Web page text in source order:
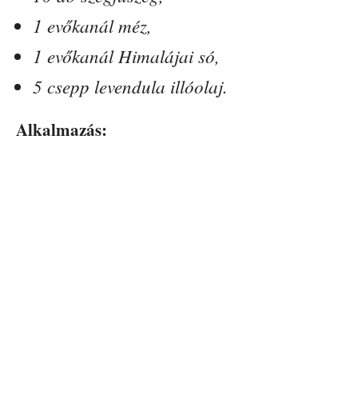
1 evőkanál méz,
1 evőkanál Himalájai só,
5 csepp levendula illóolaj.
Alkalmazás: